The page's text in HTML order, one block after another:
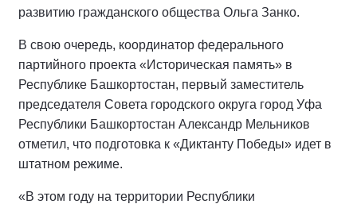
развитию гражданского общества Ольга Занко.
В свою очередь, координатор федерального
партийного проекта «Историческая память» в
Республике Башкортостан, первый заместитель
председателя Совета городского округа город Уфа
Республики Башкортостан Александр Мельников
отметил, что подготовка к «Диктанту Победы» идет в
штатном режиме.
«В этом году на территории Республики